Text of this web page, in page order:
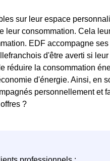
sur leur espace
leur consommation. Cela
EDF accompagne
d'être averti si
réduire la consommation
d'énergie. Ainsi, en
personnellement et
?